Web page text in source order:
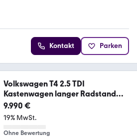
Kontakt Parken
Volkswagen T4 2.5 TDI
Kastenwagen langer Radstand
1.Hand
9.990 €
19% MwSt.
Ohne Bewertung